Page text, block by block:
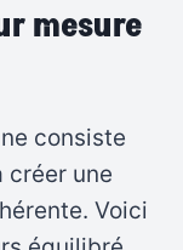
mesure
consiste
créer une
Voici